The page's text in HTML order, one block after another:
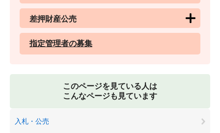
差押財産公売
指定管理者の募集
このページを見ている人は
こんなページも見ています
入札・公売